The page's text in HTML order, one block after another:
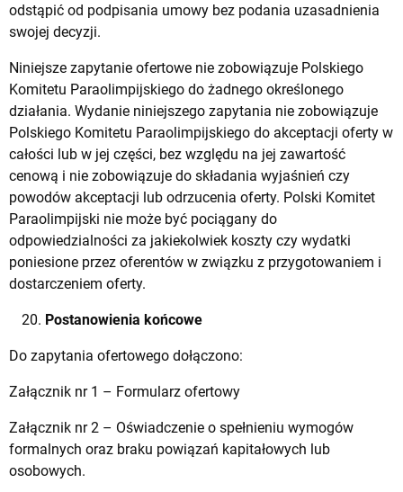
odstąpić od podpisania umowy bez podania uzasadnienia
swojej decyzji.
Niniejsze zapytanie ofertowe nie zobowiązuje Polskiego
Komitetu Paraolimpijskiego do żadnego określonego
działania. Wydanie niniejszego zapytania nie zobowiązuje
Polskiego Komitetu Paraolimpijskiego do akceptacji oferty w
całości lub w jej części, bez względu na jej zawartość
cenową i nie zobowiązuje do składania wyjaśnień czy
powodów akceptacji lub odrzucenia oferty. Polski Komitet
Paraolimpijski nie może być pociągany do
odpowiedzialności za jakiekolwiek koszty czy wydatki
poniesione przez oferentów w związku z przygotowaniem i
dostarczeniem oferty.
Postanowienia końcowe
Do zapytania ofertowego dołączono:
Załącznik nr 1 – Formularz ofertowy
Załącznik nr 2 – Oświadczenie o spełnieniu wymogów
formalnych oraz braku powiązań kapitałowych lub
osobowych.